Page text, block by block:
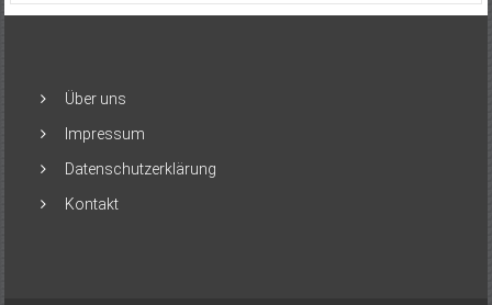
Über uns
Impressum
Datenschutzerklärung
Kontakt